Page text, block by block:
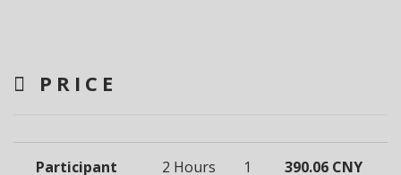
PRICE
Participant
2 Hours 1 390.06 CNY